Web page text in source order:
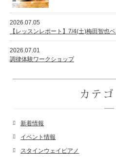
スタッフ紹介
2026.07.05
【レッスンレポート】7/4(土)梅田智也
2026.07.01
調律体験ワークショップ
カテ
新着情報
イベント情報
スタインウェイピアノ